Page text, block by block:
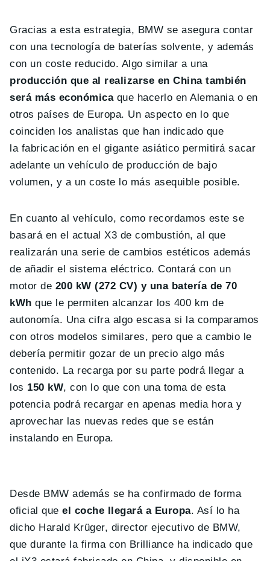
Gracias a esta estrategia, BMW se asegura contar
con una tecnología de baterías solvente, y además
con un coste reducido. Algo similar a una
producción que al realizarse en China también
será más económicaque hacerlo en Alemania o en
otros países de Europa. Un aspecto en lo que
coinciden los analistas que han indicado que
la fabricación en el gigante asiático permitirá sacar
adelante un vehículo de producción de bajo
volumen, y a un coste lo más asequible posible.
En cuanto al vehículo, como recordamos este se
basará en el actual X3 de combustión, al que
realizarán una serie de cambios estéticos además
de añadir el sistema eléctrico. Contará con un
motor de 200 kW (272 CV) y una batería de 70
kWh que le permiten alcanzar los 400 km de
autonomía. Una cifra algo escasa si la comparamos
con otros modelos similares, pero que a cambio le
debería permitir gozar de un precio algo más
contenido. La recarga por su parte podrá llegar a
los 150 kW, con lo que con una toma de esta
potencia podrá recargar en apenas media hora y
aprovechar las nuevas redes que se están
instalando en Europa.
Desde BMW además se ha confirmado de forma
oficial queel coche llegará a Europa. Así lo ha
dicho Harald Krüger, director ejecutivo de BMW,
que durante la firma con Brilliance ha indicado que